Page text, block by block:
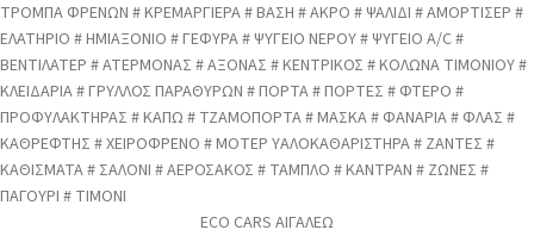
ΤΡΟΜΠΑ ΦΡΕΝΩΝ # ΚΡΕΜΑΡΓΙΕΡΑ # ΒΑΣΗ # ΑΚΡΟ # ΨΑΛΙΔΙ # ΑΜΟΡΤΙΣΕΡ #
ΕΛΑΤΗΡΙΟ # ΗΜΙΑΞΟΝΙΟ # ΓΕΦΥΡΑ # ΨΥΓΕΙΟ ΝΕΡΟΥ # ΨΥΓΕΙΟ A/C #
ΒΕΝΤΙΛΑΤΕΡ # ΑΤΕΡΜΟΝΑΣ # ΑΞΟΝΑΣ # ΚΕΝΤΡΙΚΟΣ # ΚΟΛΩΝΑ ΤΙΜΟΝΙΟΥ #
ΚΛΕΙΔΑΡΙΑ # ΓΡΥΛΛΟΣ ΠΑΡΑΘΥΡΩΝ # ΠΟΡΤΑ # ΠΟΡΤΕΣ # ΦΤΕΡΟ #
ΠΡΟΦΥΛΑΚΤΗΡΑΣ # ΚΑΠΩ # ΤΖΑΜΟΠΟΡΤΑ # ΜΑΣΚΑ # ΦΑΝΑΡΙΑ # ΦΛΑΣ #
ΚΑΘΡΕΦΤΗΣ # ΧΕΙΡΟΦΡΕΝΟ # ΜΟΤΕΡ ΥΑΛΟΚΑΘΑΡΙΣΤΗΡΑ # ΖΑΝΤΕΣ #
ΚΑΘΙΣΜΑΤΑ # ΣΑΛΟΝΙ # ΑΕΡΟΣΑΚΟΣ # ΤΑΜΠΛΟ # ΚΑΝΤΡΑΝ # ΖΩΝΕΣ #
ΠΑΓΟΥΡΙ # ΤΙΜΟΝΙ
ECO CARS ΑΙΓΑΛΕΩ